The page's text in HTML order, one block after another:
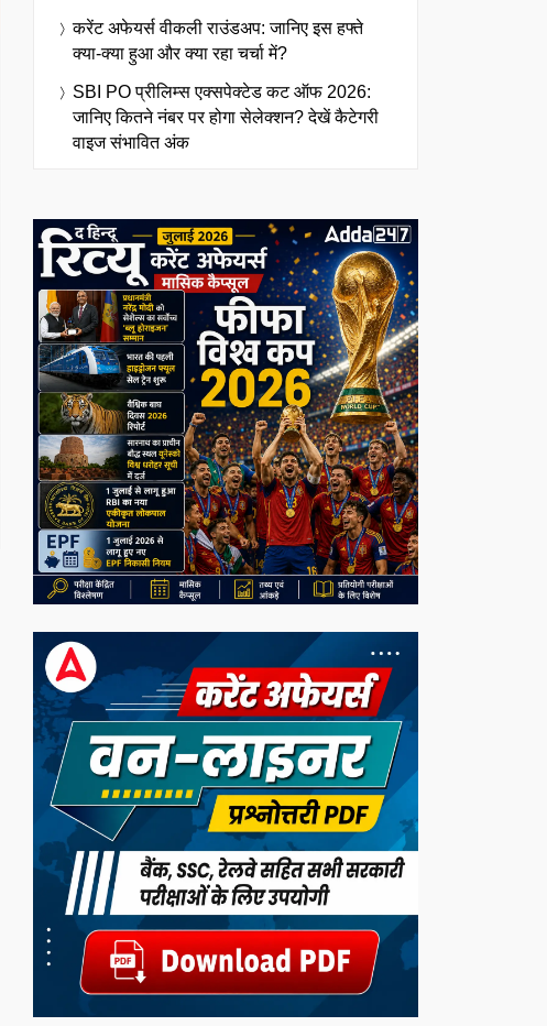
करेंट अफेयर्स वीकली राउंडअप: जानिए इस हफ्ते
क्या-क्या हुआ और क्या रहा चर्चा में?
SBI PO प्रीलिम्स एक्सपेक्टेड कट ऑफ 2026:
जानिए कितने नंबर पर होगा सेलेक्शन? देखें कैटेगरी
वाइज संभावित अंक